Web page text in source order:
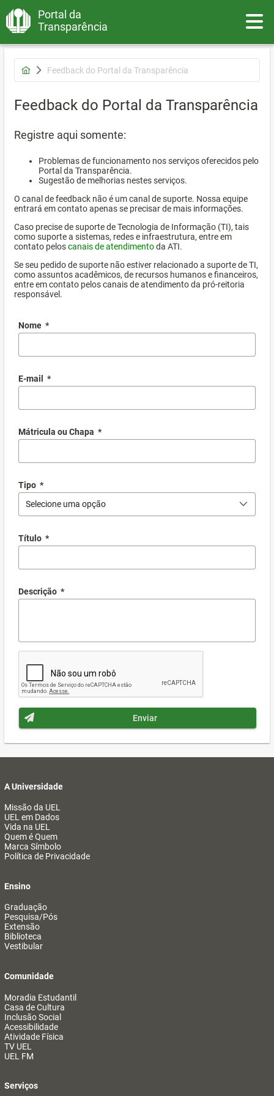
Portal da
Transparência
Feedback do Portal da Transparência
Feedback do Portal da Transparência
Registre aqui somente:
Problemas de funcionamento nos serviços oferecidos pelo
Portal da Transparência.
Sugestão de melhorias nestes serviços.
O canal de feedback não é um canal de suporte. Nossa equipe
entrará em contato apenas se precisar de mais informações.
Caso precise de suporte de Tecnologia de Informação (TI), tais
como suporte a sistemas, redes e infraestrutura, entre em
contato peloscanais de atendimentoda ATI.
Se seu pedido de suporte não estiver relacionado a suporte de TI,
como assuntos acadêmicos, de recursos humanos e financeiros,
entre em contato pelos canais de atendimento da pró-reitoria
responsável.
Nome *
E-mail *
Mátricula ou Chapa *
Tipo *
Selecione uma opção
Título *
Descrição *
Enviar
A Universidade
Missão da UEL
UEL em Dados
Vida na UEL
Quem é Quem
Marca Símbolo
Política de Privacidade
Ensino
Graduação
Pesquisa/Pós
Extensão
Biblioteca
Vestibular
Comunidade
Moradia Estudantil
Casa de Cultura
Inclusão Social
Acessibilidade
Atividade Física
TV UEL
UEL FM
Serviços